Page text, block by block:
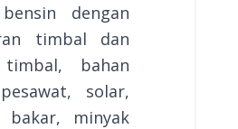
dengan
timbal dan
bahan
solar,
bakar, minyak